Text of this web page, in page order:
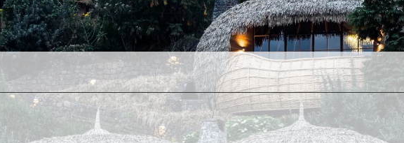
Vuelos + Hotel Hotel Traslados Actividades